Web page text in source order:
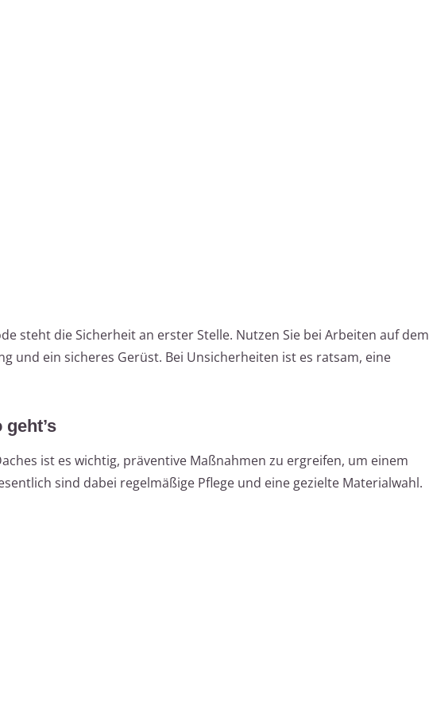
steht die Sicherheit an erster Stelle. Nutzen Sie bei Arbeiten auf dem
und ein sicheres Gerüst. Bei Unsicherheiten ist es ratsam, eine
ist es wichtig, präventive Maßnahmen zu ergreifen, um einem
sind dabei regelmäßige Pflege und eine gezielte Materialwahl.